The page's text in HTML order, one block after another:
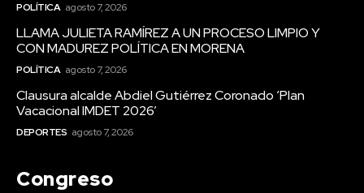
POLÍTICA agosto 7, 2026
LLAMA JULIETA RAMÍREZ A UN PROCESO LIMPIO Y
CON MADUREZ POLÍTICA EN MORENA
POLÍTICA agosto 7, 2026
Clausura alcalde Abdiel Gutiérrez Coronado ‘Plan
Vacacional IMDET 2026’
DEPORTES agosto 7, 2026
Congreso